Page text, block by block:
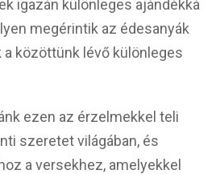
igazán különleges ajándékká
megérintik az édesanyák
közöttünk lévő különleges
ezen az érzelmekkel teli
szeretet világában, és
a versekhez, amelyekkel